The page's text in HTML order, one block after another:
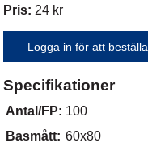
Pris: 24 kr
Logga in för att beställa
Specifikationer
Antal/FP: 100
Basmått: 60x80